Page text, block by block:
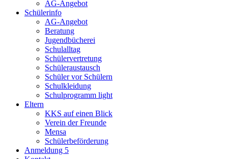
AG-Angebot
Schülerinfo
AG-Angebot
Beratung
Jugendbücherei
Schulalltag
Schülervertretung
Schüleraustausch
Schüler vor Schülern
Schulkleidung
Schulprogramm light
Eltern
KKS auf einen Blick
Verein der Freunde
Mensa
Schülerbeförderung
Anmeldung 5